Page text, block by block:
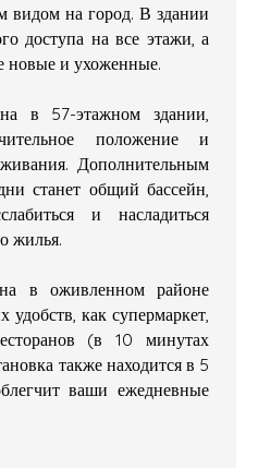
видом на город. В здании
доступа на все этажи, а
новые и ухоженные.
в 57-этажном здании,
положение и
Дополнительным
станет общий бассейн,
и насладиться
жилья.
в оживленном районе
удобств, как супермаркет,
(в 10 минутах
также находится в 5
ваши ежедневные